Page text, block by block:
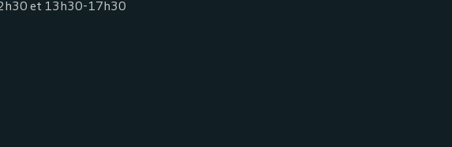
et 13h30-17h30